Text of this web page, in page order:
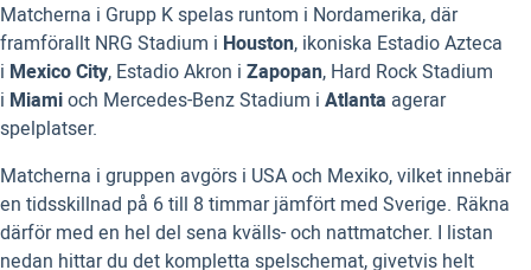
Matcherna i Grupp K spelas runtom i Nordamerika, där
framförallt NRG Stadium i Houston, ikoniska Estadio Azteca
i Mexico City, Estadio Akron i Zapopan, Hard Rock Stadium
i Miamioch Mercedes-Benz Stadium i Atlanta agerar
spelplatser.
Matcherna i gruppen avgörs i USA och Mexiko, vilket innebär
en tidsskillnad på 6 till 8 timmar jämfört med Sverige. Räkna
därför med en hel del sena kvälls- och nattmatcher. I listan
nedan hittar du det kompletta spelschemat, givetvis helt